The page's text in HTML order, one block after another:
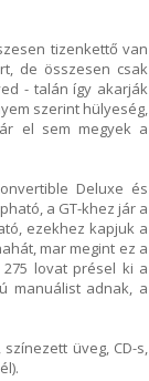
tizenkettő van
de összesen csak
- talán így akarják
szerint hülyeség,
el sem megyek a
Deluxe és
a GT-khez jár a
ezekhez kapjuk a
mar megint ez a
275 lovat présel ki a
manuálist adnak, a
üveg, CD-s,